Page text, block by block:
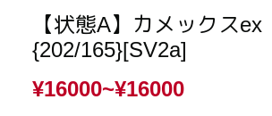
【状態A】カメックスex
{202/165}[SV2a]
¥16000~¥16000